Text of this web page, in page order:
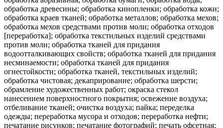
обработка древесины; обработка кинопленки; обработка кожи;
обработка краев тканей; обработка металлов; обработка мехов;
обработка мехов средствами против моли; обработка отходов
[переработка]; обработка текстильных изделий средствами
против моли; обработка тканей для придания
водоотталкивающих свойств; обработка тканей для придания
несминаемости; обработка тканей для придания
огнестойкости; обработка тканей, текстильных изделий;
обработка чистовая; декаприрование; обработка шерсти;
обрамление художественных работ; окраска стекол
нанесением поверхностного покрытия; освежение воздуха;
отбеливание тканей; очистка воздуха; пайка; переделка
одежды; переработка мусора и отходов; переработка нефти;
печатание рисунков; печатание фотографий; печать офсетная;